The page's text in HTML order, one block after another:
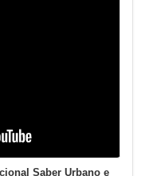
Saber Urbano e